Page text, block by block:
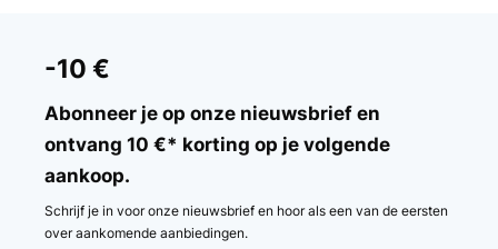
-10 €
Abonneer je op onze nieuwsbrief en
ontvang 10 €* korting op je volgende
aankoop.
Schrijf je in voor onze nieuwsbrief en hoor als een van de eersten
over aankomende aanbiedingen.